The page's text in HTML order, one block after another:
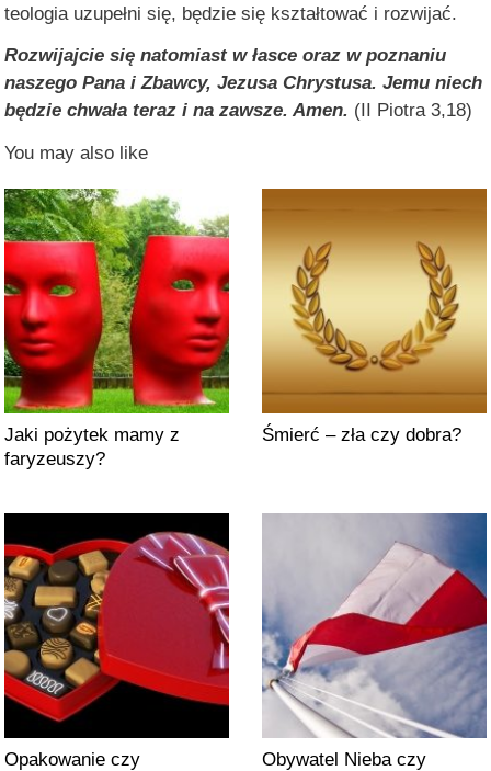
teologia uzupełni się, będzie się kształtować i rozwijać.
Rozwijajcie się natomiast w łasce oraz w poznaniu
naszego Pana i Zbawcy, Jezusa Chrystusa. Jemu niech
będzie chwała teraz i na zawsze. Amen. (II Piotra 3,18)
You may also like
Jaki pożytek mamy z
faryzeuszy?
Śmierć – zła czy dobra?
Opakowanie czy
Obywatel Nieba czy